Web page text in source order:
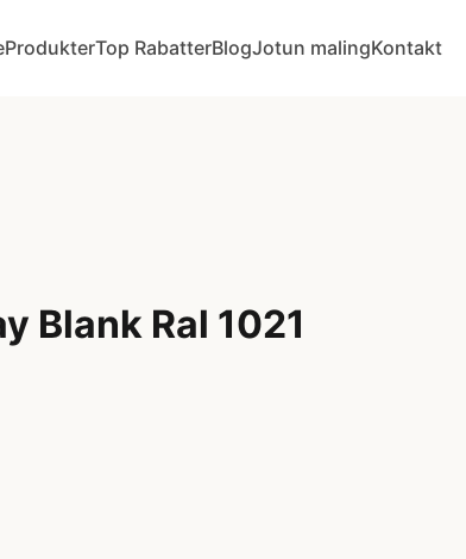
ProdukterTop RabatterBlogJotun malingKontakt
Blank Ral 1021